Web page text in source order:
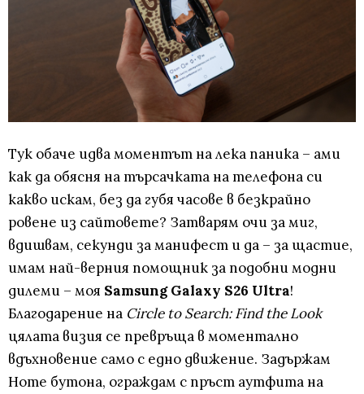
Тук обаче идва моментът на лека паника – ами
как да обясня на търсачката на телефона си
какво искам, без да губя часове в безкрайно
ровене из сайтовете? Затварям очи за миг,
вдишвам, секунди за манифест и да – за щастие,
имам най-верния помощник за подобни модни
дилеми – моя Samsung Galaxy S26 Ultra!
Благодарение на Circle to Search: Find the Look
цялата визия се превръща в моментално
вдъхновение само с едно движение. Задържам
Home бутона, ограждам с пръст аутфита на